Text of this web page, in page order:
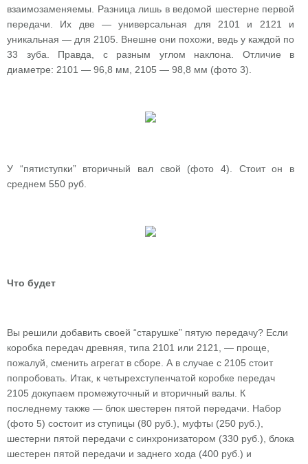
взаимозаменяемы. Разница лишь в ведомой шестерне первой
передачи. Их две — универсальная для 2101 и 2121 и
уникальная — для 2105. Внешне они похожи, ведь у каждой по
33 зуба. Правда, с разным углом наклона. Отличие в
диаметре: 2101 — 96,8 мм, 2105 — 98,8 мм (фото 3).
У “пятиступки” вторичный вал свой (фото 4). Стоит он в
среднем 550 руб.
Что будет
Вы решили добавить своей “старушке” пятую передачу? Если
коробка передач древняя, типа 2101 или 2121, — проще,
пожалуй, сменить агрегат в сборе. А в случае с 2105 стоит
попробовать. Итак, к четырехступенчатой коробке передач
2105 докупаем промежуточный и вторичный валы. К
последнему также — блок шестерен пятой передачи. Набор
(фото 5) состоит из ступицы (80 руб.), муфты (250 руб.),
шестерни пятой передачи с синхронизатором (330 руб.), блока
шестерен пятой передачи и заднего хода (400 руб.) и